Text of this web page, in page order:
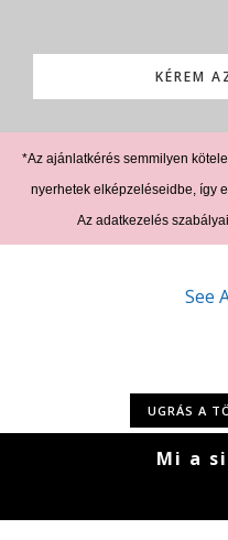
*Az ajánlatkérés semmilyen
nyerhetek elképzeléseidbe, így
Az adatkezelés
See
UGRÁS A
Mi a